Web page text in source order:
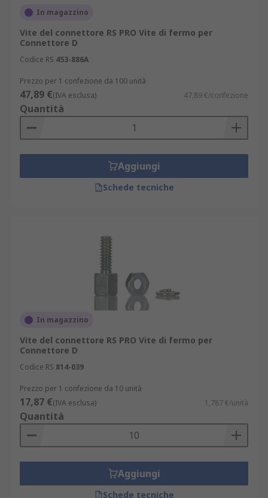
In magazzino
Vite del connettore RS PRO Vite di fermo per
Connettore D
Codice RS 453-886A
Prezzo per 1 confezione da 100 unità
47,89 €(IVA esclusa) 47,89 €/confezione
Quantità
Aggiungi
Schede tecniche
In magazzino
Vite del connettore RS PRO Vite di fermo per
Connettore D
Codice RS 814-039
Prezzo per 1 confezione da 10 unità
17,87 €(IVA esclusa) 1,787 €/unità
Quantità
Aggiungi
Schede tecniche